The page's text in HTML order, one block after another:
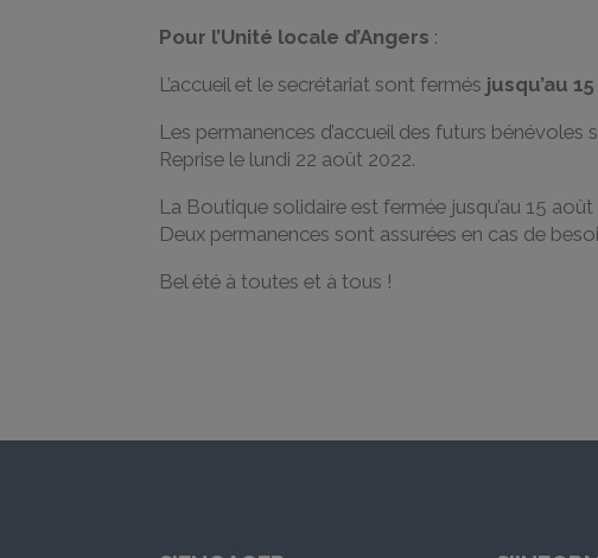
Pour l’Unité locale d’Angers :
L’accueil et le secrétariat sont fermés jusqu’au
Les permanences d’accueil des futurs
Reprise le lundi 22 août 2022.
La Boutique solidaire est fermée jusqu’au 15 août
Deux permanences sont assurées en cas de
Bel été à toutes et à tous !